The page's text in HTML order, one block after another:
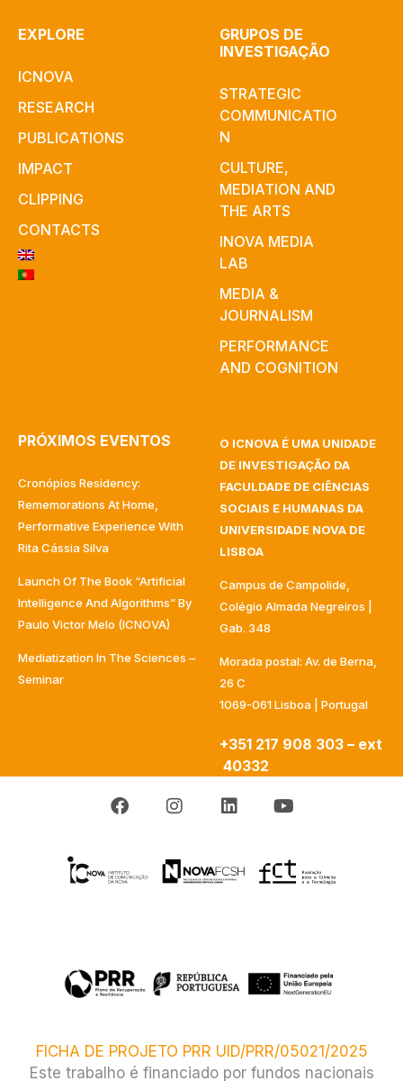
EXPLORE
ICNOVA
RESEARCH
PUBLICATIONS
IMPACT
CLIPPING
CONTACTS
GRUPOS DE
INVESTIGAÇÃO
STRATEGIC
COMMUNICATIO
N
CULTURE,
MEDIATION AND
THE ARTS
INOVA MEDIA
LAB
MEDIA &
JOURNALISM
PERFORMANCE
AND COGNITION
PRÓXIMOS EVENTOS
Cronópios Residency:
Rememorations At Home,
Performative Experience With
Rita Cássia Silva
Launch Of The Book “Artificial
Intelligence And Algorithms” By
Paulo Victor Melo (ICNOVA)
Mediatization In The Sciences –
Seminar
O ICNOVA É UMA UNIDADE
DE INVESTIGAÇÃO DA
FACULDADE DE CIÊNCIAS
SOCIAIS E HUMANAS DA
UNIVERSIDADE NOVA DE
LISBOA
Campus de Campolide,
Colégio Almada Negreiros |
Gab. 348
Morada postal: Av. de Berna,
26 C
1069-061 Lisboa | Portugal
+351 217 908 303 – ext
40332
FICHA DE PROJETO PRR UID/PRR/05021/2025
Este trabalho é financiado por fundos nacionais